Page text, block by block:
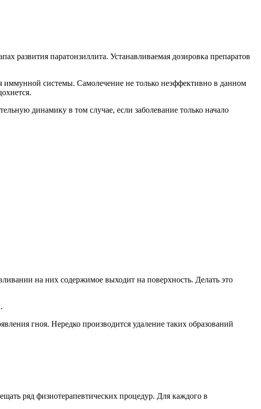
развития паратонзиллита. Устанавливаемая дозировка препаратов
иммунной системы. Самолечение не только неэффективно в данном
динамику в том случае, если заболевание только начало
на них содержимое выходит на поверхность. Делать это
гноя. Нередко производится удаление таких образований
ряд физиотерапевтических процедур. Для каждого в